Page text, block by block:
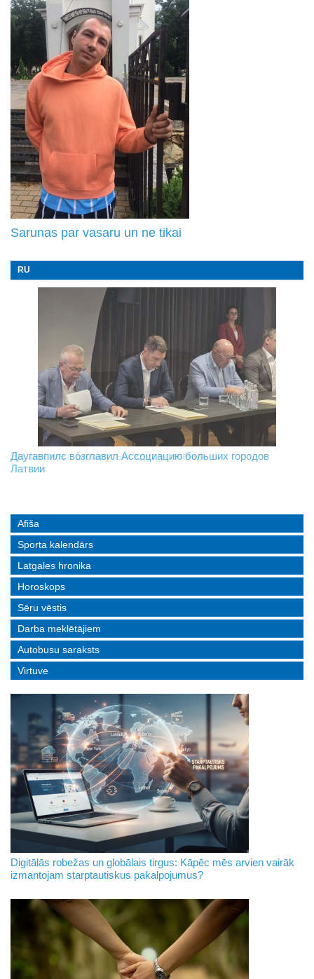
Sarunas par vasaru un ne tikai
RU
На границе с Беларусью ждут усиления
Даугавпилс возглавил Ассоциацию больших городов
Латвии
Инвалидность — не приговор: «Mediastrims» расскажет
реальные истории людей с ограниченными возможностями
Afiša
Sporta kalendārs
Latgales hronika
Horoskops
Sēru vēstis
Darba meklētājiem
Autobusu saraksts
Virtuve
Digitālās robežas un globālais tirgus: Kāpēc mēs arvien vairāk
izmantojam starptautiskus pakalpojumus?